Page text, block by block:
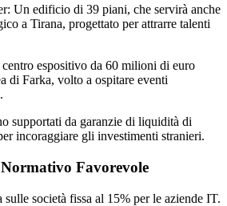
Un edificio di 39 piani, che servirà anche
a Tirana, progettato per attrarre talenti
espositivo da 60 milioni di euro
di Farka, volto a ospitare eventi
supportati da garanzie di liquidità di
incoraggiare gli investimenti stranieri.
Favorevole
società fissa al 15% per le aziende IT.